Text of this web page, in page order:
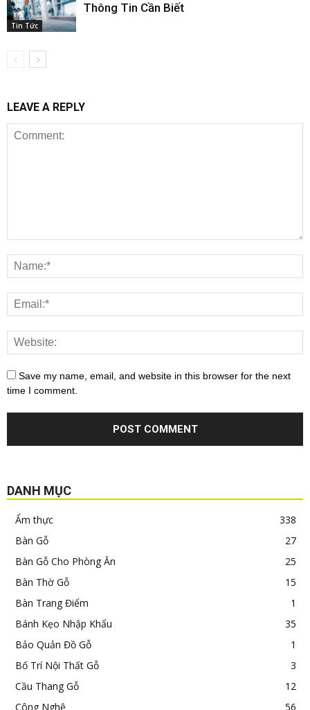
Tin Tức
Thông Tin Cần Biết
LEAVE A REPLY
Save my name, email, and website in this browser for the next
time I comment.
DANH MỤC
Ẩm thực
338
Bàn Gỗ
27
Bàn Gỗ Cho Phòng Ăn
25
Bàn Thờ Gỗ
15
Bàn Trang Điểm
1
Bánh Kẹo Nhập Khẩu
35
Bảo Quản Đồ Gỗ
1
Bố Trí Nội Thất Gỗ
3
Cầu Thang Gỗ
12
Công Nghệ
56